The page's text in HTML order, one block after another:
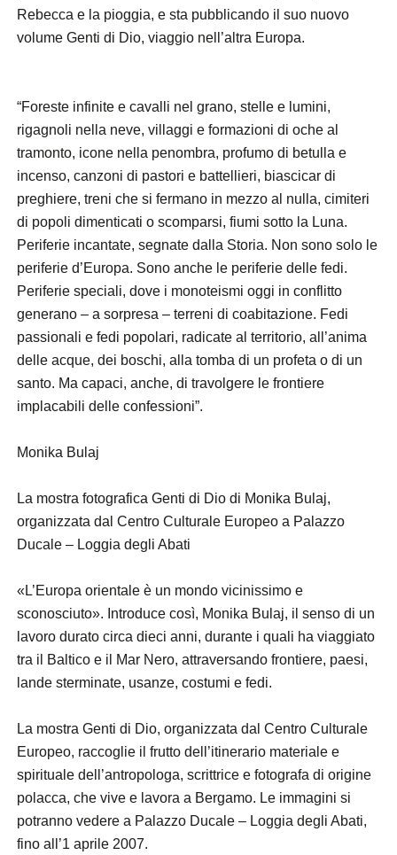
Rebecca e la pioggia, e sta pubblicando il suo nuovo
volume Genti di Dio, viaggio nell’altra Europa.
“Foreste infinite e cavalli nel grano, stelle e lumini,
rigagnoli nella neve, villaggi e formazioni di oche al
tramonto, icone nella penombra, profumo di betulla e
incenso, canzoni di pastori e battellieri, biascicar di
preghiere, treni che si fermano in mezzo al nulla, cimiteri
di popoli dimenticati o scomparsi, fiumi sotto la Luna.
Periferie incantate, segnate dalla Storia. Non sono solo le
periferie d’Europa. Sono anche le periferie delle fedi.
Periferie speciali, dove i monoteismi oggi in conflitto
generano – a sorpresa – terreni di coabitazione. Fedi
passionali e fedi popolari, radicate al territorio, all’anima
delle acque, dei boschi, alla tomba di un profeta o di un
santo. Ma capaci, anche, di travolgere le frontiere
implacabili delle confessioni”.
Monika Bulaj
La mostra fotografica Genti di Dio di Monika Bulaj,
organizzata dal Centro Culturale Europeo a Palazzo
Ducale – Loggia degli Abati
«L’Europa orientale è un mondo vicinissimo e
sconosciuto». Introduce così, Monika Bulaj, il senso di un
lavoro durato circa dieci anni, durante i quali ha viaggiato
tra il Baltico e il Mar Nero, attraversando frontiere, paesi,
lande sterminate, usanze, costumi e fedi.
La mostra Genti di Dio, organizzata dal Centro Culturale
Europeo, raccoglie il frutto dell’itinerario materiale e
spirituale dell’antropologa, scrittrice e fotografa di origine
polacca, che vive e lavora a Bergamo. Le immagini si
potranno vedere a Palazzo Ducale – Loggia degli Abati,
fino all’1 aprile 2007.